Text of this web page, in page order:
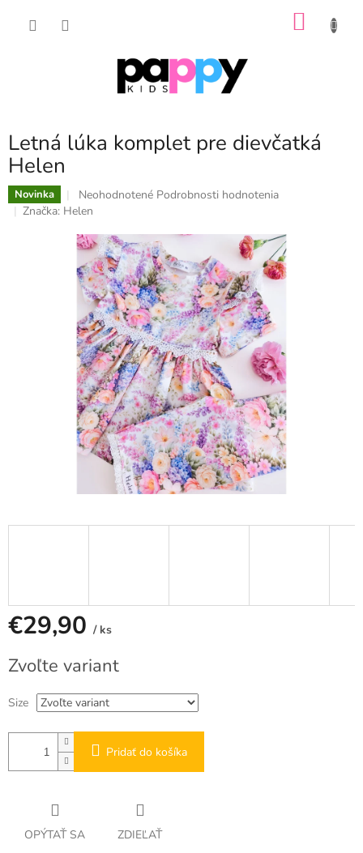
Letná lúka komplet pre dievčatká
Helen
Novinka
Priemerné
hodnotenie
je
0,0
z
5
hviezdičiek.
Neohodnotené Podrobnosti hodnotenia
Značka: Helen
€29,90 / ks
cena:
Zvoľte variant
Size
Pridať do košíka
OPÝTAŤ SA ZDIEĽAŤ